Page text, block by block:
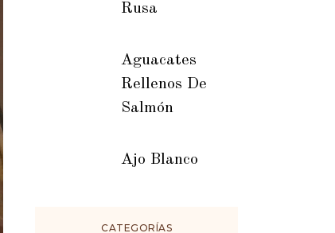
Rusa
Aguacates
Rellenos De
Salmón
Ajo Blanco
CATEGORÍAS